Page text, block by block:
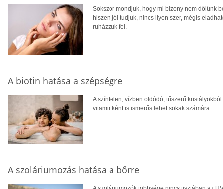
Sokszor mondjuk, hogy mi bizony nem dőlünk
hiszen jól tudjuk, nincs ilyen szer, mégis
ruházzuk fel.
A biotin hatása a szépségre
A színtelen, vízben oldódó, tűszerű
vitaminként is ismerős lehet sokak számára.
A szoláriumozás hatása a bőrre